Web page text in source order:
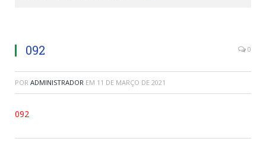
092 0
POR ADMINISTRADOR EM 11 DE MARÇO DE 2021
092